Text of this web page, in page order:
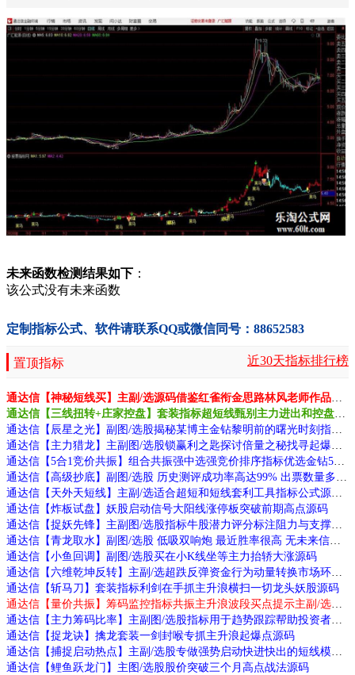
未来函数检测结果如下 ：
该公式没有未来函数
定制指标公式、软件请联系QQ或微信同号：88652583
置顶指标 近30天指标排行榜
通达信【神秘短线买】主副/选源码借鉴红雀衔金思路林风老师作品源码指标源码
通达信【三线扭转+庄家控盘】套装指标超短线甄别主力进出和控盘力度源码
通达信【辰星之光】副图/选股揭秘某博主金钻黎明前的曙光时刻指标无未来源码
通达信【主力猎龙】主副图/选股锁赢利之匙探讨倍量之秘找寻起爆之由源码
通达信【5合1竞价共振】组合共振强中选强竞价排序指标优选金钻5合1中数大源码
通达信【高级抄底】副图/选股 历史测评成功率高达99% 出票数量多 性能稳定 源码无未源码分享 附图
通达信【天外天短线】主副/选适合超短和短线套利工具指标公式源码
通达信【炸板试盘】妖股启动信号大阳线涨停板突破前期高点源码
通达信【捉妖先锋】主副图/选股指标牛股潜力评分标注阻力与支撑位源码
通达信【青龙取水】副图/选股 低吸双响炮 最近胜率很高 无未来信号指标公式
通达信【小鱼回调】副图/选股买在小K线坐等主力抬轿大涨源码
通达信【六维乾坤反转】主副/选超跌反弹资金行为动量转换市场环境四维度共振源码
通达信【斩马刀】套装指标利剑在手抓主升浪横扫一切龙头妖股源码
通达信【量价共振】筹码监控指标共振主升浪波段买点提示主副/选股源码
通达信【主力筹码比率】主副图/选股指标用于趋势跟踪帮助投资者把握主力动向源码
通达信【捉龙诀】擒龙套装一剑封喉专抓主升浪起爆点源码
通达信【捕捉启动热点】主副/选股专做强势启动快进快出的短线模式源码
通达信【鲤鱼跃龙门】主图/选股股价突破三个月高点战法源码